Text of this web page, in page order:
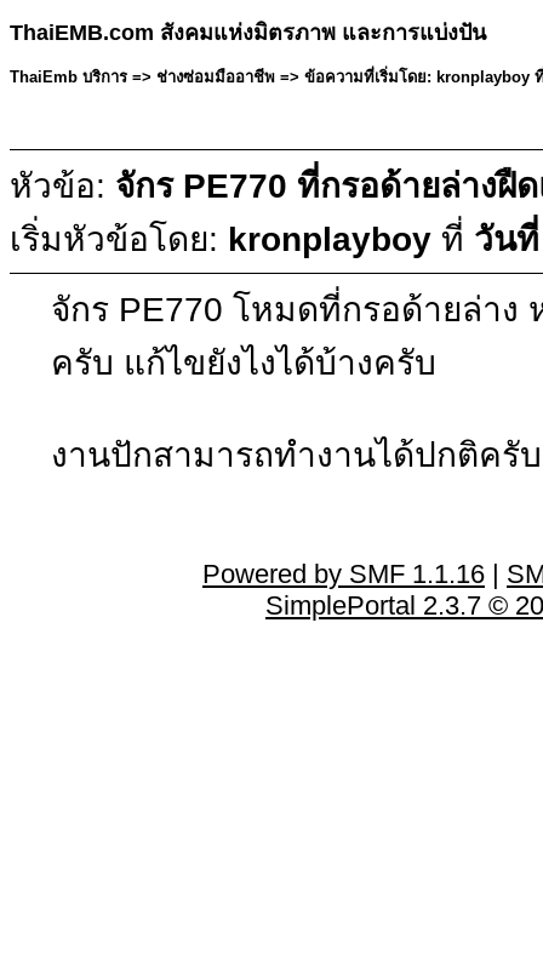
ThaiEMB.com สังคมแห่งมิตรภาพ และการแบ่งปัน
ThaiEmb บริการ => ช่างซ่อมมืออาชีพ => ข้อความที่เริ่มโดย: kronplayboy
หัวข้อ: จักร PE770 ที่กรอด้ายล่างฝื
เริ่มหัวข้อโดย: kronplayboy ที่ วัน
จักร PE770 โหมดที่กรอด้ายล่าง
ครับ แก้ไขยังไงได้บ้างครับ
งานปักสามารถทำงานได้ปกติครับ
Powered by SMF 1.1.16 |
SimplePortal 2.3.7 ©